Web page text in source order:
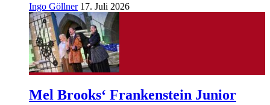
Ingo Göllner 17. Juli 2026
Mel Brooks‘ Frankenstein Junior